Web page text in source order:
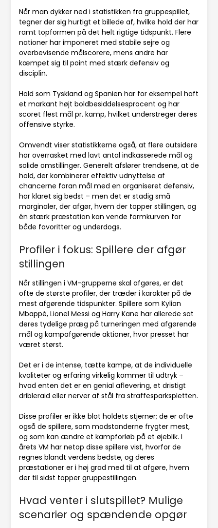
Når man dykker ned i statistikken fra gruppespillet,
tegner der sig hurtigt et billede af, hvilke hold der har
ramt topformen på det helt rigtige tidspunkt. Flere
nationer har imponeret med stabile sejre og
overbevisende målscorere, mens andre har
kæmpet sig til point med stærk defensiv og
disciplin.
Hold som Tyskland og Spanien har for eksempel haft
et markant højt boldbesiddelsesprocent og har
scoret flest mål pr. kamp, hvilket understreger deres
offensive styrke.
Omvendt viser statistikkerne også, at flere outsidere
har overrasket med lavt antal indkasserede mål og
solide omstillinger. Generelt afslører trendsene, at de
hold, der kombinerer effektiv udnyttelse af
chancerne foran mål med en organiseret defensiv,
har klaret sig bedst – men det er stadig små
marginaler, der afgør, hvem der topper stillingen, og
én stærk præstation kan vende formkurven for
både favoritter og underdogs.
Profiler i fokus: Spillere der afgør
stillingen
Når stillingen i VM-grupperne skal afgøres, er det
ofte de største profiler, der træder i karakter på de
mest afgørende tidspunkter. Spillere som Kylian
Mbappé, Lionel Messi og Harry Kane har allerede sat
deres tydelige præg på turneringen med afgørende
mål og kampafgørende aktioner, hvor presset har
været størst.
Det er i de intense, tætte kampe, at de individuelle
kvaliteter og erfaring virkelig kommer til udtryk –
hvad enten det er en genial aflevering, et dristigt
dribleraid eller nerver af stål fra straffesparkspletten.
Disse profiler er ikke blot holdets stjerner; de er ofte
også de spillere, som modstanderne frygter mest,
og som kan ændre et kampforløb på et øjeblik. I
årets VM har netop disse spillere vist, hvorfor de
regnes blandt verdens bedste, og deres
præstationer er i høj grad med til at afgøre, hvem
der til sidst topper gruppestillingen.
Hvad venter i slutspillet? Mulige
scenarier og spændende opgør